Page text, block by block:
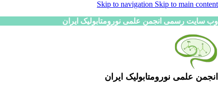
Skip to navigation Skip to main content
وب سایت رسمی انجمن علمی نورومتابولیک ایران
انجمن علمی نورومتابولیک ایران